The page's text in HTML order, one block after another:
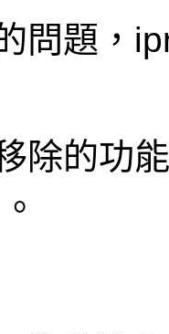
問題，
除的功
。